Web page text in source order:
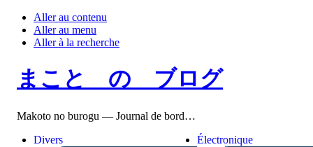
Aller au contenu
Aller au menu
Aller à la recherche
まこと の ブログ
Makoto no burogu — Journal de bord…
Divers
Électronique